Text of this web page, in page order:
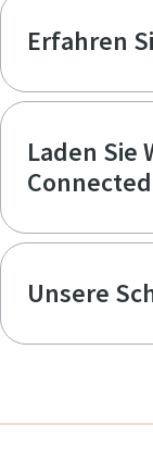
Erfahren
Laden Sie
Unsere